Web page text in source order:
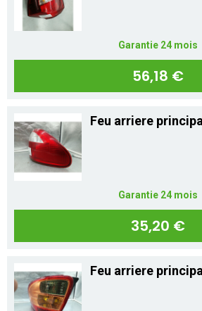
Garantie 24 mois
56,18 €
Feu arriere
Garantie 24 mois
35,20 €
Feu arriere